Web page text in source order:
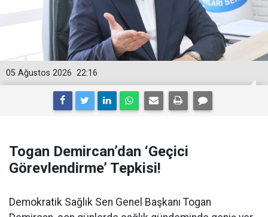
22:16
05 Ağustos 2026
Togan Demircan’dan ‘Geçici
Görevlendirme’ Tepkisi!
Demokratik Sağlık Sen Genel Başkanı Togan